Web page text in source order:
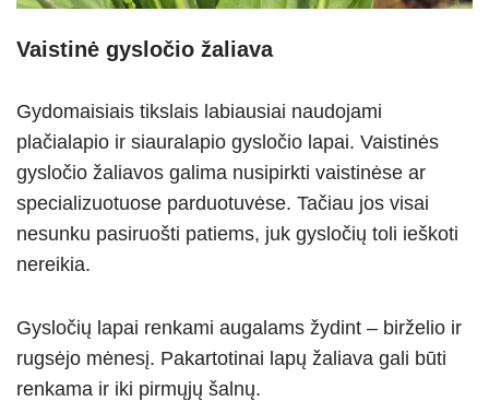
Vaistinė gysločio žaliava
Gydomaisiais tikslais labiausiai naudojami
plačialapio ir siauralapio gysločio lapai. Vaistinės
gysločio žaliavos galima nusipirkti vaistinėse ar
specializuotuose parduotuvėse. Tačiau jos visai
nesunku pasiruošti patiems, juk gysločių toli ieškoti
nereikia.
Gysločių lapai renkami augalams žydint – birželio ir
rugsėjo mėnesį. Pakartotinai lapų žaliava gali būti
renkama ir iki pirmųjų šalnų.